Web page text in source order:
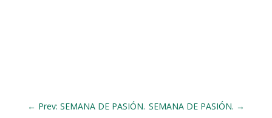
← Prev: SEMANA DE PASIÓN. SEMANA DE PASIÓN. →